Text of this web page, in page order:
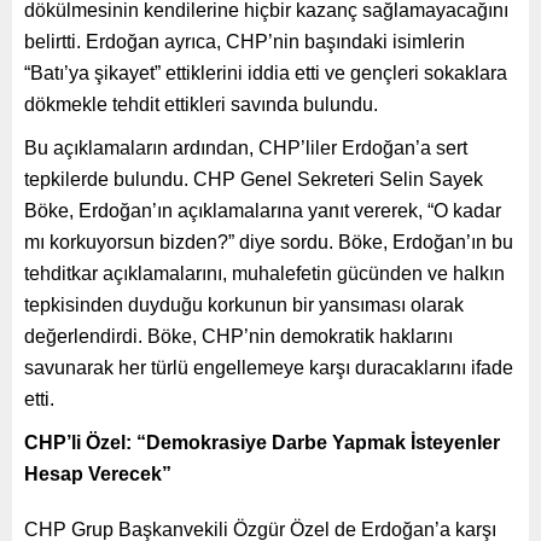
dökülmesinin kendilerine hiçbir kazanç sağlamayacağını
belirtti. Erdoğan ayrıca, CHP’nin başındaki isimlerin
“Batı’ya şikayet” ettiklerini iddia etti ve gençleri sokaklara
dökmekle tehdit ettikleri savında bulundu.
Bu açıklamaların ardından, CHP’liler Erdoğan’a sert
tepkilerde bulundu. CHP Genel Sekreteri Selin Sayek
Böke, Erdoğan’ın açıklamalarına yanıt vererek, “O kadar
mı korkuyorsun bizden?” diye sordu. Böke, Erdoğan’ın bu
tehditkar açıklamalarını, muhalefetin gücünden ve halkın
tepkisinden duyduğu korkunun bir yansıması olarak
değerlendirdi. Böke, CHP’nin demokratik haklarını
savunarak her türlü engellemeye karşı duracaklarını ifade
etti.
CHP’li Özel: “Demokrasiye Darbe Yapmak İsteyenler
Hesap Verecek”
CHP Grup Başkanvekili Özgür Özel de Erdoğan’a karşı